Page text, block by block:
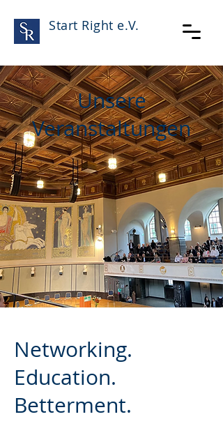
Start Right e.V.
Unsere
Veranstaltungen
Networking.
Education.
Betterment.